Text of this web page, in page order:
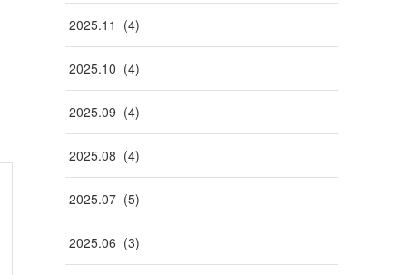
2025.11 (4)
2025.10 (4)
2025.09 (4)
2025.08 (4)
2025.07 (5)
2025.06 (3)